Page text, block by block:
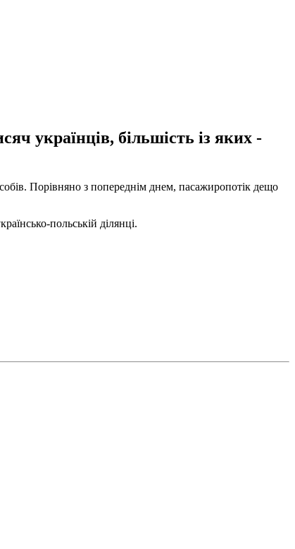
українців, більшість із яких -
Порівняно з попереднім днем, пасажиропотік дещо
польській ділянці.